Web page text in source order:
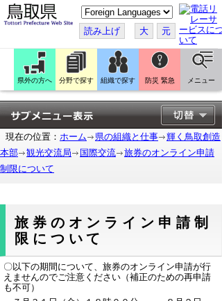
こ
の
ペ
ー
ジ
翻
訳
す
る
読み上げ 大 元
県外の方へ 分野で探す 組織で探す 防災 緊急 メニュー
現在の位置： ホーム 県の組織と仕事
輝く鳥取創造
本部
観光交流局 国際交流
旅券のオンライン申請
制限について
旅券のオンライン申請制
限について
〇以下の期間について、旅券のオンライン申請が行
えませんのでご注意ください（補正のための再申請
も不可）